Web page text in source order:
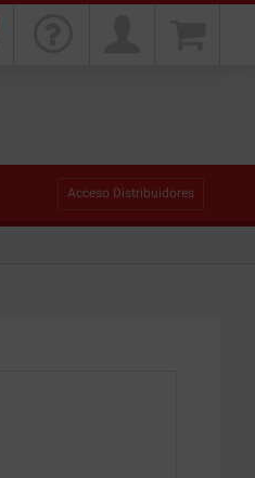
Acceso Distribuidores